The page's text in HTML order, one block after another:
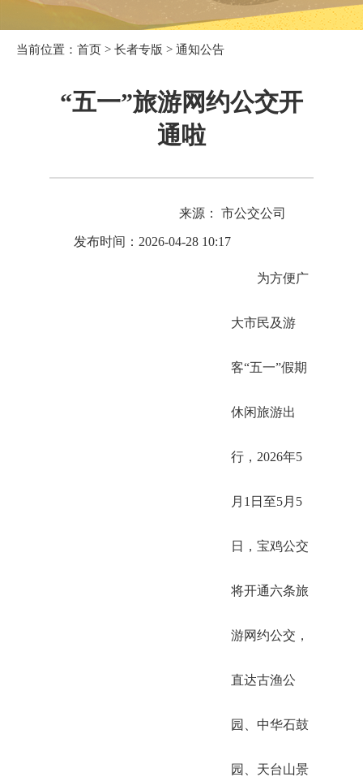
当前位置： 首页 > 长者专版 > 通知公告
“五一”旅游网约公交开
通啦
来源： 市公交公司
发布时间：2026-04-28 10:17
为方便广
大市民及游
客“五一”假期
休闲旅游出
行，2026年5
月1日至5月5
日，宝鸡公交
将开通六条旅
游网约公交，
直达古渔公
园、中华石鼓
园、天台山景